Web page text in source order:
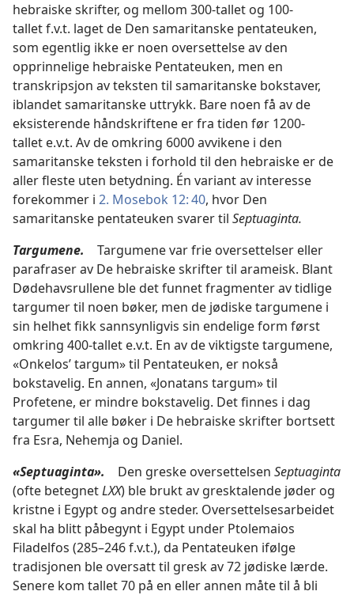
hebraiske skrifter, og mellom 300-tallet og 100-
tallet f.v.t. laget de Den samaritanske pentateuken,
som egentlig ikke er noen oversettelse av den
opprinnelige hebraiske Pentateuken, men en
transkripsjon av teksten til samaritanske bokstaver,
iblandet samaritanske uttrykk. Bare noen få av de
eksisterende håndskriftene er fra tiden før 1200-
tallet e.v.t. Av de omkring 6000 avvikene i den
samaritanske teksten i forhold til den hebraiske er de
aller fleste uten betydning. Én variant av interesse
forekommer i 2. Mosebok 12: 40, hvor Den
samaritanske pentateuken svarer til Septuaginta.
Targumene. Targumene var frie oversettelser eller
parafraser av De hebraiske skrifter til arameisk. Blant
Dødehavsrullene ble det funnet fragmenter av tidlige
targumer til noen bøker, men de jødiske targumene i
sin helhet fikk sannsynligvis sin endelige form først
omkring 400-tallet e.v.t. En av de viktigste targumene,
«Onkelos’ targum» til Pentateuken, er nokså
bokstavelig. En annen, «Jonatans targum» til
Profetene, er mindre bokstavelig. Det finnes i dag
targumer til alle bøker i De hebraiske skrifter bortsett
fra Esra, Nehemja og Daniel.
«Septuaginta». Den greske oversettelsen Septuaginta
(ofte betegnetLXX) ble brukt av gresktalende jøder og
kristne i Egypt og andre steder. Oversettelsesarbeidet
skal ha blitt påbegynt i Egypt under Ptolemaios
Filadelfos (285–246 f.v.t.), da Pentateuken ifølge
tradisjonen ble oversatt til gresk av 72 jødiske lærde.
Senere kom tallet 70 på en eller annen måte til å bli